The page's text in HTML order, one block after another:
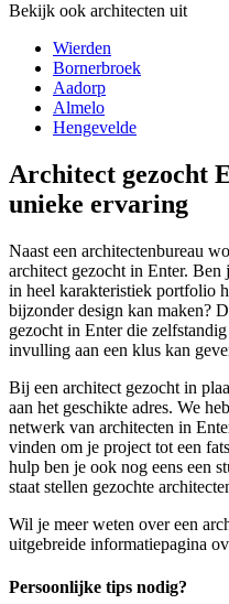
Bekijk ook architecten uit
Wierden
Bornerbroek
Aadorp
Almelo
Hengevelde
Architect gezocht
unieke ervaring
Naast een architectenbureau
architect gezocht in Enter. Ben
in heel karakteristiek portfolio
bijzonder design kan maken?
gezocht in Enter die
invulling aan een klus kan
Bij een architect gezocht in
aan het geschikte adres. We
netwerk van architecten in
vinden om je project tot een
hulp ben je ook nog eens een
staat stellen gezochte
Wil je meer weten over een
uitgebreide informatiepagina
Persoonlijke tips nodig?